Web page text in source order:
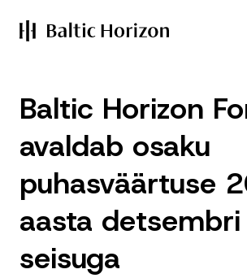
Baltic Horizon
avaldab osaku
puhasväärtuse
aasta detsembri
seisuga